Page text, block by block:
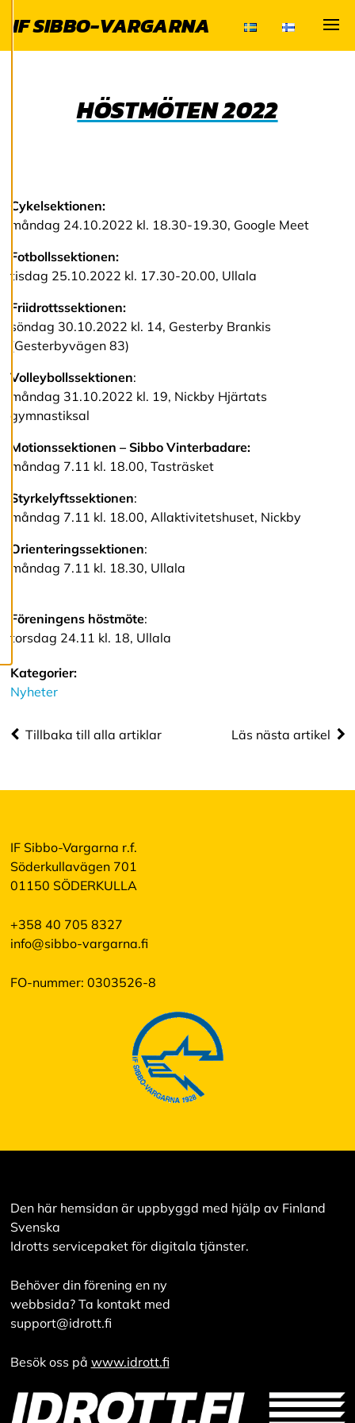
cookies kan vi
intressant för dig.
när som helst. Läs
mer om våra
cookies.
e
d
i
g
r
a
c
o
o
k
i
s
A
v
v
a
l
a
c
t
a
l
a
o
o
k
e
s
IF SIBBO-VARGARNA
HÖSTMÖTEN 2022
Cykelsektionen:
måndag 24.10.2022 kl. 18.30-19.30, Google Meet
Fotbollssektionen:
tisdag 25.10.2022 kl. 17.30-20.00, Ullala
Friidrottssektionen:
söndag 30.10.2022 kl. 14, Gesterby Brankis
(Gesterbyvägen 83)
Volleybollssektionen:
måndag 31.10.2022 kl. 19, Nickby Hjärtats
gymnastiksal
Motionssektionen – Sibbo Vinterbadare:
måndag 7.11 kl. 18.00, Tasträsket
Styrkelyftssektionen:
måndag 7.11 kl. 18.00, Allaktivitetshuset, Nickby
Orienteringssektionen:
måndag 7.11 kl. 18.30, Ullala
Föreningens höstmöte:
torsdag 24.11 kl. 18, Ullala
Kategorier:
Nyheter
Tillbaka till alla artiklar Läs nästa artikel
IF Sibbo-Vargarna r.f.
Söderkullavägen 701
01150 SÖDERKULLA
+358 40 705 8327
info@sibbo-vargarna.fi
FO-nummer: 0303526-8
Den här hemsidan är uppbyggd med hjälp av Finland
Svenska
Idrotts servicepaket för digitala tjänster.
Behöver din förening en ny
webbsida? Ta kontakt med
support@idrott.fi
Besök oss på www.idrott.fi